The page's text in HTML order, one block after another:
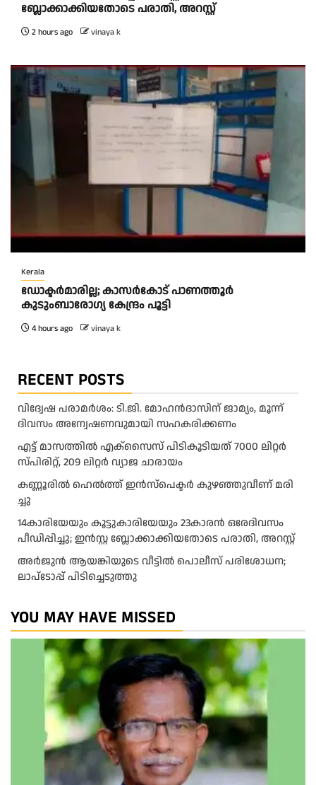
ബ്ലോക്കാക്കിയതോടെ പരാതി, അറസ്റ്റ്
2 hours ago vinaya k
Kerala
ഡോക്ടർമാരില്ല; കാസർകോട് പാണത്തൂർ
കുടുംബാരോഗ്യ കേന്ദ്രം പൂട്ടി
4 hours ago vinaya k
RECENT POSTS
വിദ്വേഷ പരാമർശം: ടി.ജി. മോഹൻദാസിന് ജാമ്യം, മൂന്ന്
ദിവസം അന്വേഷണവുമായി സഹകരിക്കണം
എട്ട് മാസത്തിൽ എക്സൈസ് പിടികൂടിയത് 7000 ലിറ്റർ
സ്പിരിറ്റ്‌, 209 ലിറ്റർ വ്യാജ ചാരായം
ക​ണ്ണൂ​രി​ൽ ഹെ​ൽ​ത്ത്‌ ഇ​ൻ​സ്‌​പെ​ക്ട​ർ കു​ഴ​ഞ്ഞു​വീ​ണ് മ​രി​
ച്ചു
14കാരിയേയും കൂട്ടുകാരിയേയും 23കാരൻ ഒരേദിവസം
പീഡിപ്പിച്ചു; ഇൻസ്റ്റ ബ്ലോക്കാക്കിയതോടെ പരാതി, അറസ്റ്റ്
അർജുൻ ആയങ്കിയുടെ വീട്ടിൽ പൊലീസ് പരിശോധന;
ലാപ്ടോപ്പ് പിടിച്ചെടുത്തു
YOU MAY HAVE MISSED